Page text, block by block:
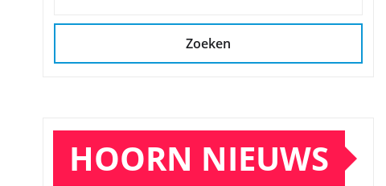
Zoeken
HOORN NIEUWS